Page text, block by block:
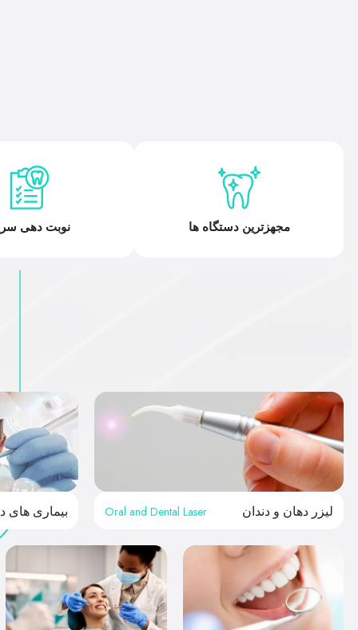
مجهزترین دستگاه ها نوبت دهی
لیزر دهان و دندان Oral and Dental Laser بیماری های